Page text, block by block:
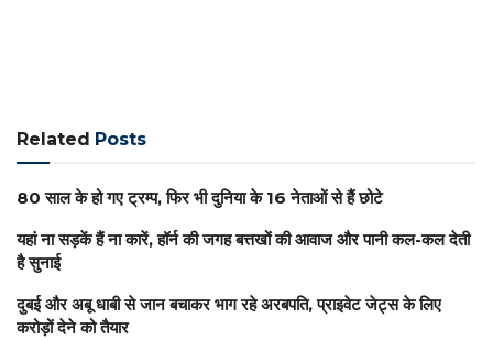
Related Posts
80 साल के हो गए ट्रम्प, फिर भी दुनिया के 16 नेताओं से हैं छोटे
यहां ना सड़कें हैं ना कारें, हॉर्न की जगह बत्तखों की आवाज और पानी कल-कल देती
है सुनाई
दुबई और अबू धाबी से जान बचाकर भाग रहे अरबपति, प्राइवेट जेट्स के लिए
करोड़ों देने को तैयार